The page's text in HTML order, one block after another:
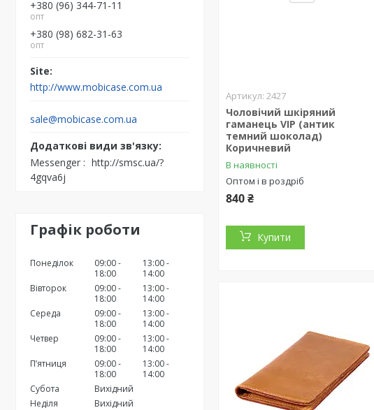
+380 (96) 344-71-11
опт
+380 (98) 682-31-63
опт
http://www.mobicase.com.ua
sale@mobicase.com.ua
Messenger
http://smsc.ua/?
4gqva6j
Графік роботи
Понеділок
09:00
18:00
13:00
14:00
Вівторок
09:00
18:00
13:00
14:00
Середа
09:00
18:00
13:00
14:00
Четвер
09:00
18:00
13:00
14:00
Пʼятниця
09:00
18:00
13:00
14:00
Субота
Вихідний
Неділя
Вихідний
2427
Чоловічий шкіряний
гаманець VIP (антик
темний шоколад)
Коричневий
В наявності
Оптом і в роздріб
840 ₴
Купити